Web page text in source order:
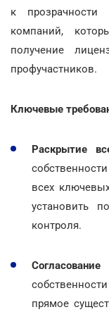
к прозрачности
компаний,
получение
профучастников.
Ключевые
Раскрытие
всех
установить
контроля.
прямое